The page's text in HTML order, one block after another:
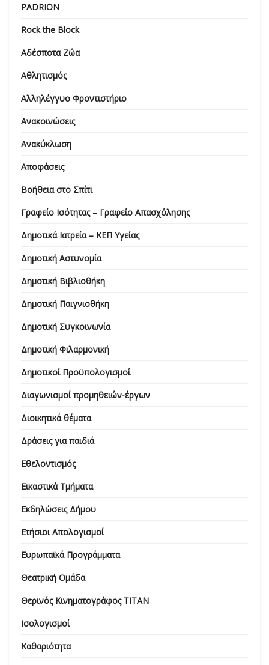
PADRION
Rock the Block
Αδέσποτα Ζώα
Αθλητισμός
Αλληλέγγυο Φροντιστήριο
Ανακοινώσεις
Ανακύκλωση
Αποφάσεις
Βοήθεια στο Σπίτι
Γραφείο Ισότητας – Γραφείο Απασχόλησης
Δημοτικά Ιατρεία – ΚΕΠ Υγείας
Δημοτική Αστυνομία
Δημοτική Βιβλιοθήκη
Δημοτική Παιγνιοθήκη
Δημοτική Συγκοινωνία
Δημοτική Φιλαρμονική
Δημοτικοί Προϋπολογισμοί
Διαγωνισμοί προμηθειών-έργων
Διοικητικά θέματα
Δράσεις για παιδιά
Εθελοντισμός
Εικαστικά Τμήματα
Εκδηλώσεις Δήμου
Ετήσιοι Απολογισμοί
Ευρωπαϊκά Προγράμματα
Θεατρική Ομάδα
Θερινός Κινηματογράφος ΤΙΤΑΝ
Ισολογισμοί
Καθαριότητα